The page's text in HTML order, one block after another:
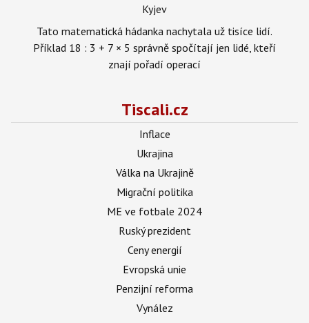
Kyjev
Tato matematická hádanka nachytala už tisíce lidí.
Příklad 18 : 3 + 7 × 5 správně spočítají jen lidé, kteří
znají pořadí operací
Tiscali.cz
Inflace
Ukrajina
Válka na Ukrajině
Migrační politika
ME ve fotbale 2024
Ruský prezident
Ceny energií
Evropská unie
Penzijní reforma
Vynález